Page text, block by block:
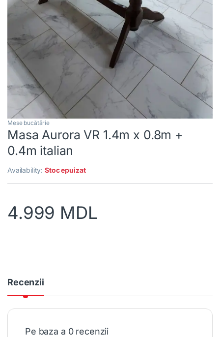
Mese bucătărie
Masa Aurora VR 1.4m x 0.8m +
0.4m italian
Availability:Stoc epuizat
4.999 MDL
Recenzii
Pe baza a 0 recenzii